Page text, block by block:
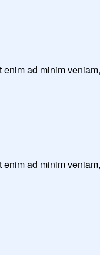
ad minim
ad minim